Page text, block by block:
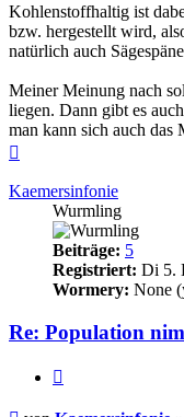
Kohlenstoffhaltig ist
bzw. hergestellt wird,
natürlich auch
Meiner Meinung nach
liegen. Dann gibt es
man kann sich auch das
Kaemersinfonie
Wurmling
Beiträge: 5
Registriert: Di 5.
Wormery: None
Re: Population